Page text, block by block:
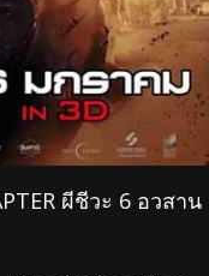
ผีชีวะ 6 อวสาน